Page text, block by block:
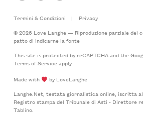
Termini & Condizioni |
Privacy
© 2026 Love Langhe — Riproduzione parziale dei
patto di indicarne la fonte
This site is protected by reCAPTCHA and the
Terms of Serviceapply
Made with
by LoveLanghe
Langhe.Net, testata giornalistica online, iscritta al
Registro stampa del Tribunale di Asti - Direttore
Tablino.